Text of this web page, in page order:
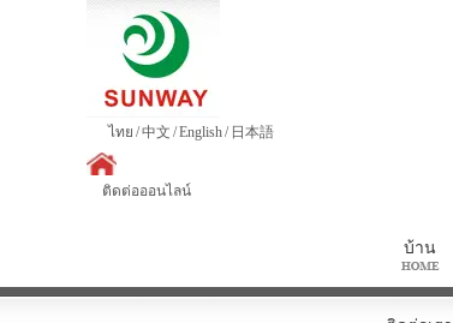
ไทย /中文 /English/ 日本語
ติดต่อออนไลน์
บ้าน